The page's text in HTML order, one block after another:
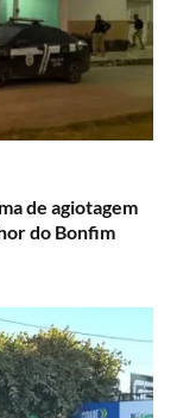
de agiotagem
do Bonfim